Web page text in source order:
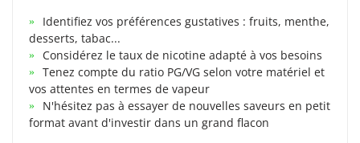
Identifiez vos préférences gustatives : fruits, menthe,
desserts, tabac...
Considérez le taux de nicotine adapté à vos besoins
Tenez compte du ratio PG/VG selon votre matériel et
vos attentes en termes de vapeur
N'hésitez pas à essayer de nouvelles saveurs en petit
format avant d'investir dans un grand flacon